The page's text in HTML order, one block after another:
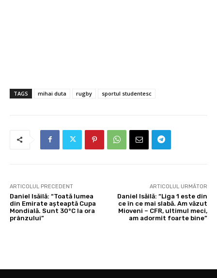
TAGS mihai duta rugby sportul studentesc
ARTICOLUL PRECEDENT
Daniel Isăilă: “Toată lumea
din Emirate așteaptă Cupa
Mondială. Sunt 30°C la ora
prânzului”
ARTICOLUL URMĂTOR
Daniel Isăilă: “Liga 1 este din
ce în ce mai slabă. Am văzut
Mioveni – CFR, ultimul meci,
am adormit foarte bine”